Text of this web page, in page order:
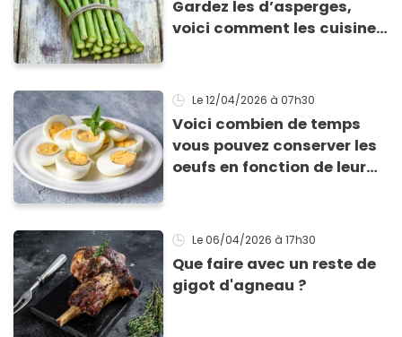
Gardez les d’asperges,
voici comment les cuisiner
Le 12/04/2026 à 07h30
Voici combien de temps
vous pouvez conserver les
oeufs en fonction de leur
Le 06/04/2026 à 17h30
Que faire avec un reste de
gigot d'agneau ?